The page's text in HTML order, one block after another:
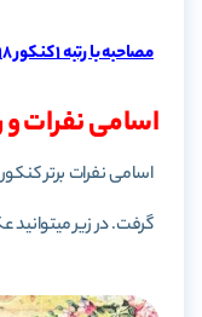
مصاحبه با رتبه 1 کنکور 98 انسانی (فاطمه شب خیز)
اسامی نفرات و
گرفت. در زیر